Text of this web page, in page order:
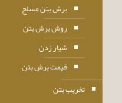
برش بتن مسلح
روش برش بتن
شیار زدن
قیمت برش بتن
تخریب بتن